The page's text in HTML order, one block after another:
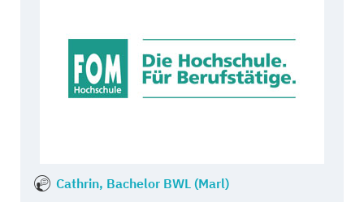
Cathrin, Bachelor BWL (Marl)